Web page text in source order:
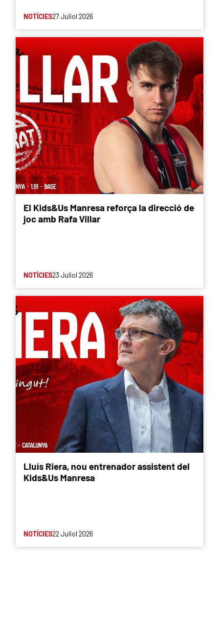
NOTÍCIES27 Juliol 2026
El Kids&Us Manresa reforça la direcció de
joc amb Rafa Villar
NOTÍCIES23 Juliol 2026
Lluís Riera, nou entrenador assistent del
Kids&Us Manresa
NOTÍCIES22 Juliol 2026